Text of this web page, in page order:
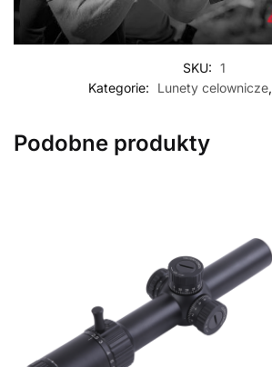
SKU: 1
Kategorie:
Lunety celownicze,
Podobne produkty